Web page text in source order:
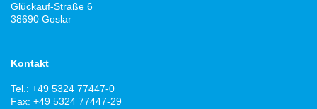
Glückauf-Straße 6
38690 Goslar
Kontakt
Tel.: +49 5324 77447-0
Fax: +49 5324 77447-29